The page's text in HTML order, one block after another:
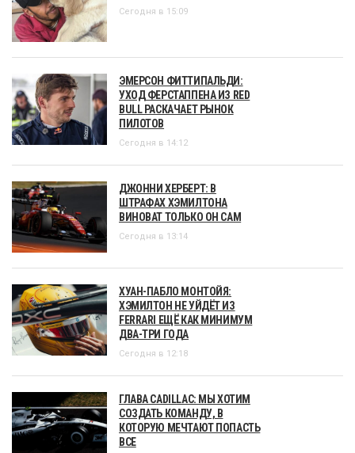
Сегодня в 15:09
ЭМЕРСОН ФИТТИПАЛЬДИ:
УХОД ФЕРСТАППЕНА ИЗ RED
BULL РАСКАЧАЕТ РЫНОК
ПИЛОТОВ
Сегодня в 14:12
ДЖОННИ ХЕРБЕРТ: В
ШТРАФАХ ХЭМИЛТОНА
ВИНОВАТ ТОЛЬКО ОН САМ
Сегодня в 13:14
ХУАН-ПАБЛО МОНТОЙЯ:
ХЭМИЛТОН НЕ УЙДЁТ ИЗ
FERRARI ЕЩЁ КАК МИНИМУМ
ДВА-ТРИ ГОДА
Сегодня в 12:18
ГЛАВА CADILLAC: МЫ ХОТИМ
СОЗДАТЬ КОМАНДУ, В
КОТОРУЮ МЕЧТАЮТ ПОПАСТЬ
ВСЕ